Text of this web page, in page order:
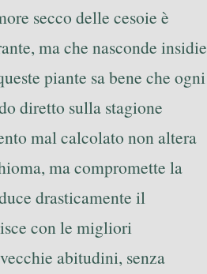
secco delle cesoie è
ma che nasconde insidie
piante sa bene che ogni
diretto sulla stagione
mal calcolato non altera
ma compromette la
drasticamente il
con le migliori
abitudini, senza